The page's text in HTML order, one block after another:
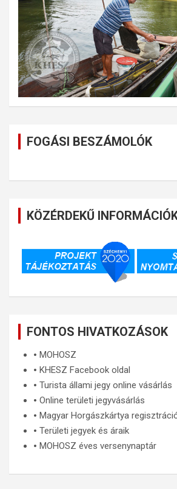
FOGÁSI BESZÁMOLÓK
KÖZÉRDEKŰ
FONTOS HIVATKOZÁSOK
🞄 MOHOSZ
🞄 KHESZ Facebook oldal
🞄 Turista állami jegy online vásárlás
🞄 Online területi jegyvásárlás
🞄 Magyar Horgászkártya
🞄 Területi jegyek és áraik
🞄 MOHOSZ éves versenynaptár